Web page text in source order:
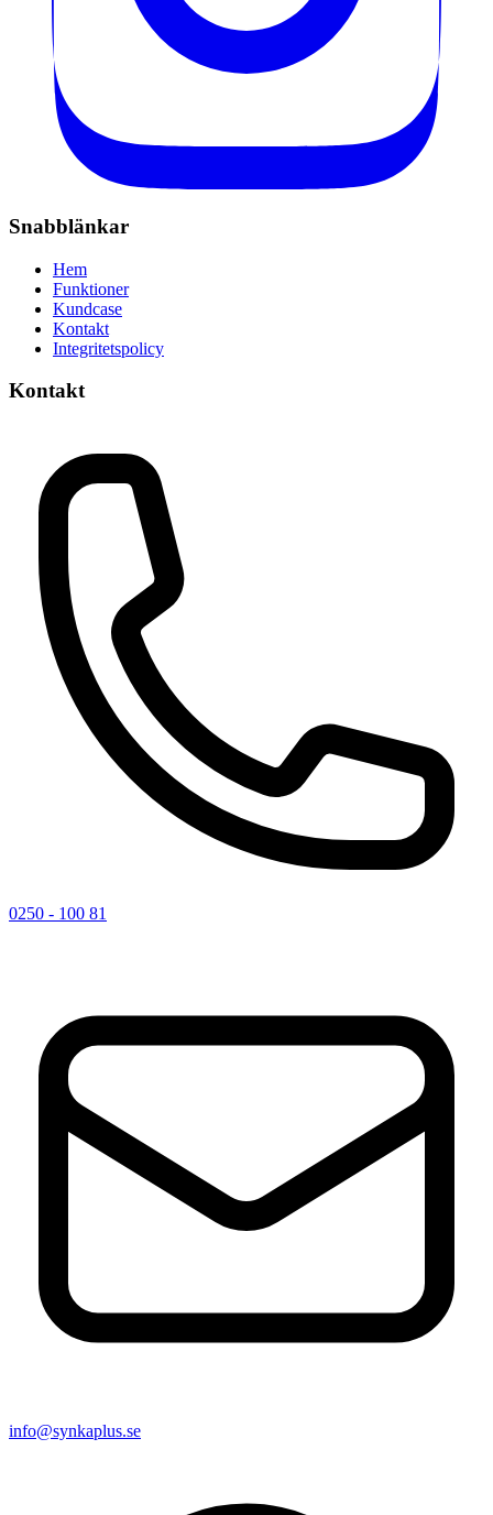
Snabblänkar
Hem
Funktioner
Kundcase
Kontakt
Integritetspolicy
Kontakt
0250 - 100 81
info@synkaplus.se